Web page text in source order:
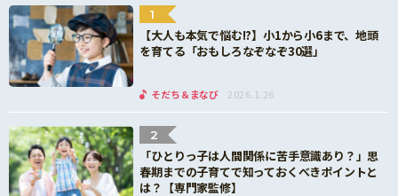
1
【大人も本気で悩む!?】小1から小6まで、地頭
を育てる「おもしろなぞなぞ30選」
そだち＆まなび 2026.1.26
2
「ひとりっ子は人間関係に苦手意識あり？」思
春期までの子育てで知っておくべきポイントと
は？【専門家監修】